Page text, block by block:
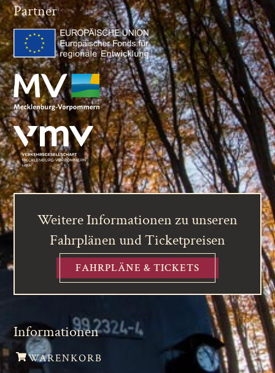
Partner
Weitere Informationen zu unseren
Fahrplänen und Ticketpreisen
FAHRPLÄNE & TICKETS
Informationen
WARENKORB